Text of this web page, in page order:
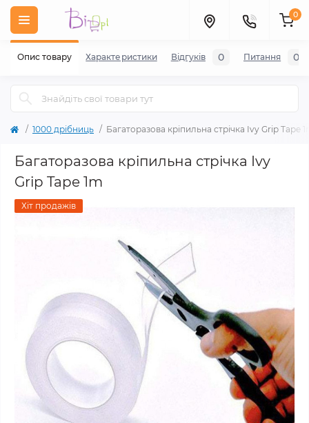
0
1000 дрібниць Багаторазова кріпильна стрічка Ivy Grip Tape
Багаторазова кріпильна стрічка Ivy
Grip Tape 1m
Хіт продажів
Опис товару Характеристики Відгуків 0 Питання 0